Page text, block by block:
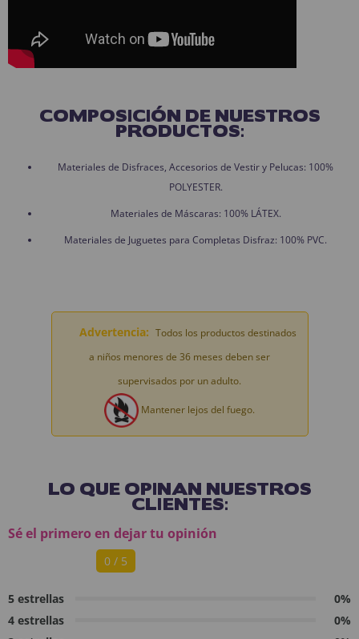
COMPOSICIÓN DE NUESTROS
PRODUCTOS:
Materiales de Disfraces, Accesorios de Vestir y Pelucas: 100%
POLYESTER.
Materiales de Máscaras: 100% LÁTEX.
Materiales de Juguetes para Completas Disfraz: 100% PVC.
Advertencia: Todos los productos destinados
a niños menores de 36 meses deben ser
supervisados por un adulto.
Mantener lejos del fuego.
LO QUE OPINAN NUESTROS
CLIENTES:
Sé el primero en dejar tu opinión
0 / 5
5 estrellas
0%
4 estrellas
0%